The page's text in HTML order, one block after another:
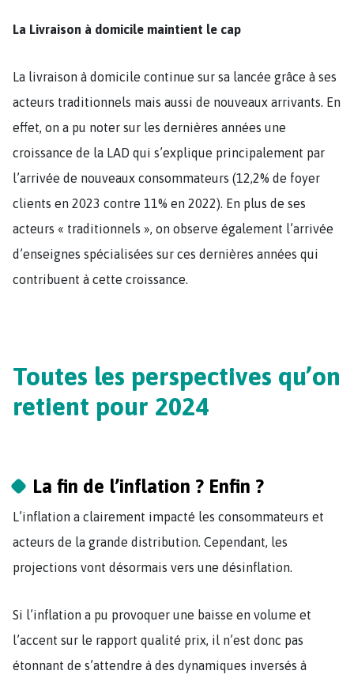
La Livraison à domicile maintient le cap
La livraison à domicile continue sur sa lancée grâce à ses
acteurs traditionnels mais aussi de nouveaux arrivants. En
effet, on a pu noter sur les dernières années une
croissance de la LAD qui s’explique principalement par
l’arrivée de nouveaux consommateurs (12,2% de foyer
clients en 2023 contre 11% en 2022). En plus de ses
acteurs « traditionnels », on observe également l’arrivée
d’enseignes spécialisées sur ces dernières années qui
contribuent à cette croissance.
Toutes les perspectives qu’on
retient pour 2024
La fin de l’inflation ? Enfin ?
L’inflation a clairement impacté les consommateurs et
acteurs de la grande distribution. Cependant, les
projections vont désormais vers une désinflation.
Si l’inflation a pu provoquer une baisse en volume et
l’accent sur le rapport qualité prix, il n’est donc pas
étonnant de s’attendre à des dynamiques inversés à